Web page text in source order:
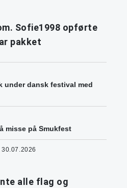
Sofie1998 opførte
pakket
under dansk festival med
misse på Smukfest
30.07.2026
alle flag og